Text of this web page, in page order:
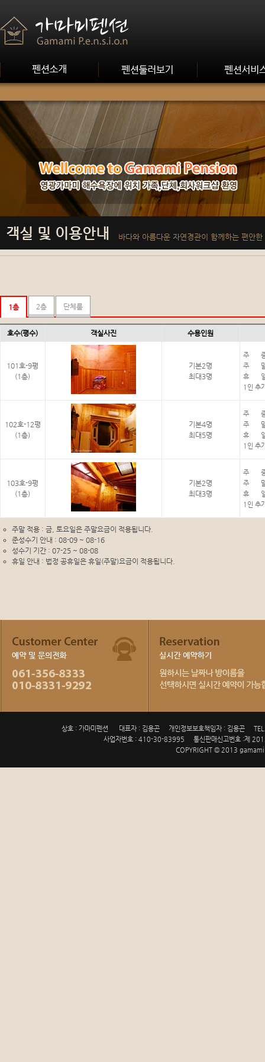
객실 및 이용안내 바다와 아름다운 자연경관이 함께하는 편안
1층 2층 단체룸
호수(평수) 객실사진 수용인원
101호-9평
(1층)
기본2명
최대3명
주 중
주 말
휴 일
1인 추
102호-12평
(1층)
기본4명
최대5명
주 중
주 말
휴 일
1인 추
103호-9평
(1층)
기본2명
최대3명
주 중
주 말
휴 일
1인 추
주말 적용 : 금, 토요일은 주말요금이 적용됩니다.
준성수기 안내 : 08-09 ~ 08-16
성수기 기간 : 07-25 ~ 08-08
휴일 안내 : 법정 공휴일은 휴일(주말)요금이 적용됩니다.
상호 : 가마미펜션 대표자 : 김용곤 개인정보보호책임자 : 김용곤
사업자번호 : 410-30-83995
통신판매신고번호 :제
COPYRIGHT © 2013